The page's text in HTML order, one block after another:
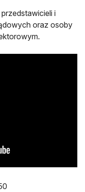
i
oraz osoby